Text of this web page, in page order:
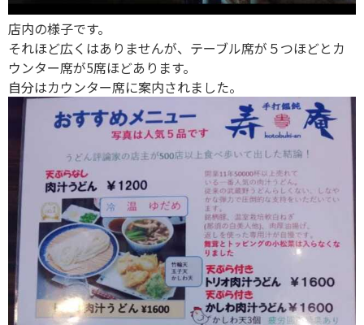
店内の様子です。
それほど広くはありませんが、テーブル席が５つほどとカ
ウンター席が5席ほどあります。
自分はカウンター席に案内されました。